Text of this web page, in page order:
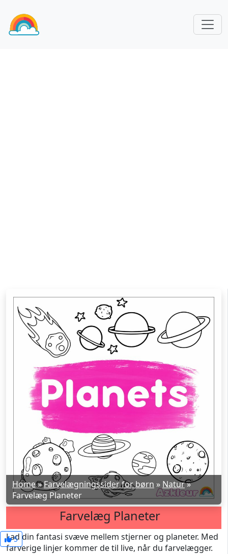
Home»Farvelægningssider for børn » Natur»
Farvelæg Planeter
Farvelæg Planeter
5
Lad din fantasi svæve mellem stjerner og planeter. Med
farverige linjer kommer de til live, når du farvelægger.